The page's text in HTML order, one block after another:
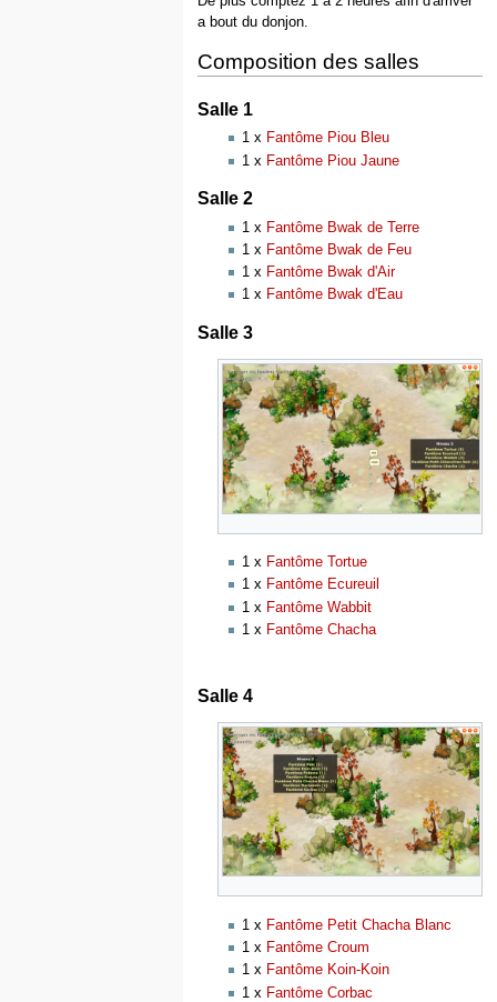
a bout du donjon.
Composition des salles
Salle 1
1 x Fantôme Piou Bleu
1 x Fantôme Piou Jaune
Salle 2
1 x Fantôme Bwak de Terre
1 x Fantôme Bwak de Feu
1 x Fantôme Bwak d'Air
1 x Fantôme Bwak d'Eau
Salle 3
1 x Fantôme Tortue
1 x Fantôme Ecureuil
1 x Fantôme Wabbit
1 x Fantôme Chacha
Salle 4
1 x Fantôme Petit Chacha Blanc
1 x Fantôme Croum
1 x Fantôme Koin-Koin
1 x Fantôme Corbac